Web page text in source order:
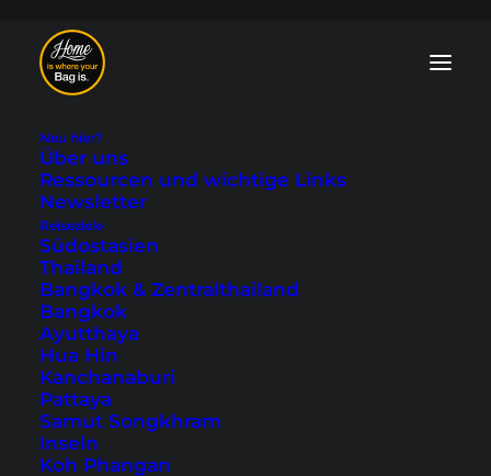
Neu hier?
Über uns
Ressourcen und wichtige Links
Newsletter
Reiseziele
Südostasien
Thailand
Bangkok & Zentralthailand
Bangkok
Ayutthaya
Hua Hin
Kanchanaburi
Pattaya
Samut Songkhram
Inseln
Koh Phangan
Sehenswürdigkeiten
- unsere Top 11
Reisetipps
Zuletzt aktualisiert: 1. Dezember 2025
Tokio